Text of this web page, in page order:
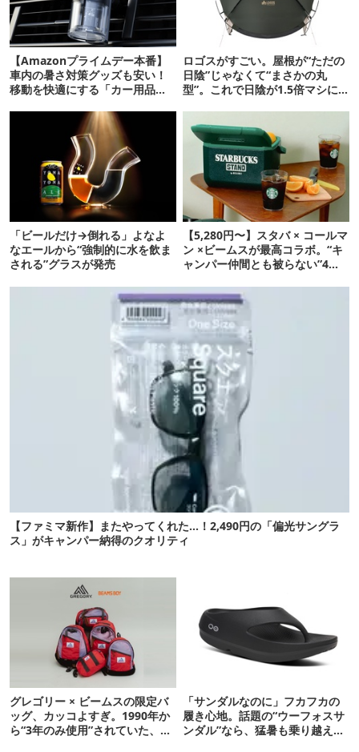
【Amazonプライムデー本番】
車内の暑さ対策グッズも安い！
移動を快適にする「カー用品」
ロゴスがすごい。屋根が“ただの
日陰”じゃなくて“まさかの丸
型”。これで日陰が1.5倍マシに
「ビールだけ→倒れる」よなよ
なエールから“強制的に水を飲ま
される”グラスが発売
【5,280円〜】スタバ × コールマ
ン ×ビームスが最高コラボ。“キ
ャンパー仲間とも被らない”4ア
【ファミマ新作】またやってくれた…！2,490円の「偏光サングラ
ス」がキャンパー納得のクオリティ
グレゴリー × ビームスの限定バ
ッグ、カッコよすぎ。1990年か
ら“3年のみ使用”されていた、紫
「サンダルなのに」フカフカの
履き心地。話題の“ウーフォスサ
ンダル”なら、猛暑も乗り越えら